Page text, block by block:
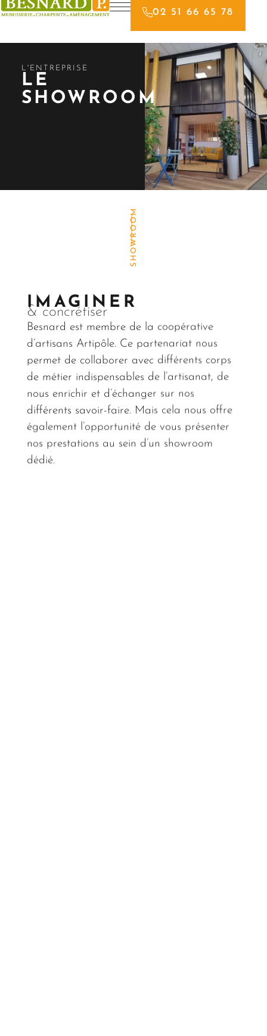
02 51 66 65 78
L'ENTREPRISE
LE
SHOWROOM
SHOWROOM
IMAGINER
& concrétiser
Besnard est membre de la coopérative
d’artisans Artipôle. Ce partenariat nous
permet de collaborer avec différents corps
de métier indispensables de l’artisanat, de
nous enrichir et d’échanger sur nos
différents savoir-faire. Mais cela nous offre
également l’opportunité de vous présenter
nos prestations au sein d’un showroom
dédié.